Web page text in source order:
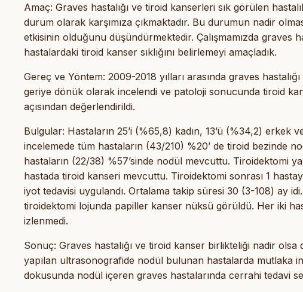
Amaç: Graves hastalığı ve tiroid kanserleri sık görülen
durum olarak karşımıza çıkmaktadır. Bu durumun nadir
etkisinin olduğunu düşündürmektedir. Çalışmamızda graves
hastalardaki tiroid kanser sıklığını belirlemeyi amaçladık.
Gereç ve Yöntem: 2009-2018 yılları arasında graves
geriye dönük olarak incelendi ve patoloji sonucunda tiroid
açısından değerlendirildi.
Bulgular: Hastaların 25’i (%65,8) kadın, 13’ü (%34,2)
incelemede tüm hastaların (43/210) %20’ de tiroid bezinde
hastaların (22/38) %57’sinde nodül mevcuttu. Tiroidektomi
hastada tiroid kanseri mevcuttu. Tiroidektomi sonrası 1
iyot tedavisi uygulandı. Ortalama takip süresi 30 (3-108) ay
tiroidektomi lojunda papiller kanser nüksü görüldü. Her iki
izlenmedi.
Sonuç: Graves hastalığı ve tiroid kanser birlikteliği nadir
yapılan ultrasonografide nodül bulunan hastalarda mutlaka
dokusunda nodül içeren graves hastalarında cerrahi tedavi